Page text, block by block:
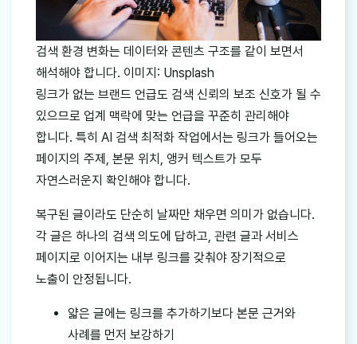
검색 환경 변화는 데이터와 콘텐츠 구조를 같이 보면서
해석해야 합니다. 이미지: Unsplash
링크가 없는 브랜드 언급도 검색 신뢰의 보조 신호가 될 수
있으므로 업계 맥락에 맞는 언급을 꾸준히 관리해야
합니다. 특히 AI 검색 최적화 작업에서는 링크가 들어오는
페이지의 주제, 본문 위치, 앵커 텍스트가 모두
자연스러운지 확인해야 합니다.
복구된 글이라도 단순히 날짜만 채우면 의미가 없습니다.
각 글은 하나의 검색 의도에 답하고, 관련 글과 서비스
페이지로 이어지는 내부 링크를 갖춰야 장기적으로
노출이 안정됩니다.
얇은 글에는 링크를 추가하기보다 본문 근거와
사례를 먼저 보강하기